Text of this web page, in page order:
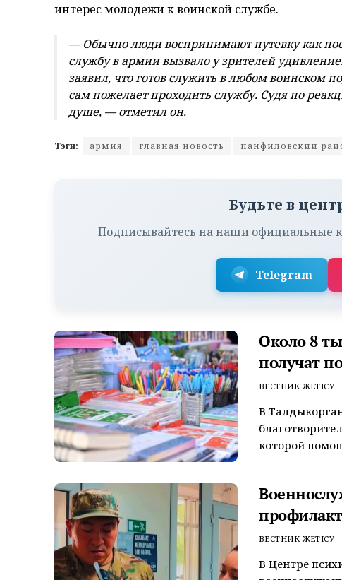
интерес молодежи к воинской службе.
— Обычно люди воспринимают путевку как
службу в армии вызвало у зрителей
заявил, что готов служить в любом воинском
сам пожелает проходить службу. Судя по
душе, — отметил он.
Тэги: армия главная новость панфиловский
Будьте в
Подписывайтесь на наши официальные
Telegram
Около 8
получат
ВЕСТНИК ЖЕТІСУ
В
которой
ВЕСТНИК ЖЕТІСУ
В Центре